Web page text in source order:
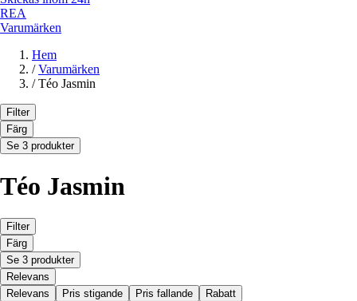
REA
Varumärken
Hem
/ Varumärken
/ Téo Jasmin
Filter
Färg
Se 3 produkter
Téo Jasmin
Filter
Färg
Se 3 produkter
Relevans
Relevans
Pris stigande Pris fallande Rabatt